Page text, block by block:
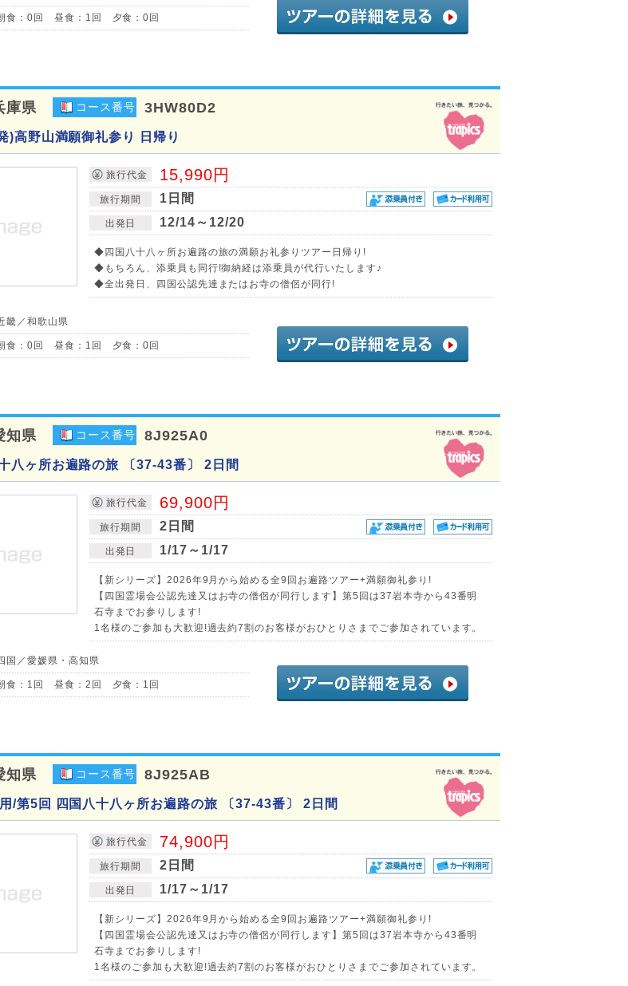
食：0回 昼食：1回 夕食：0回
庫県 コース番号 3HW80D2
)高野山満願御礼参り 日帰り
旅行代金 15,990円
旅行期間 1日間
出発日 12/14～12/20
◆四国八十八ヶ所お遍路の旅の満願お礼参りツアー日帰り!
◆もちろん、添乗員も同行!御納経は添乗員が代行いたします♪
◆全出発日、四国公認先達またはお寺の僧侶が同行!
畿／和歌山県
食：0回 昼食：1回 夕食：0回
知県 コース番号 8J925A0
八ヶ所お遍路の旅 〔37-43番〕 2日間
旅行代金 69,900円
旅行期間 2日間
出発日 1/17～1/17
【新シリーズ】2026年9月から始める全9回お遍路ツアー+満願御礼参り!
【四国霊場会公認先達又はお寺の僧侶が同行します】第5回は37岩本寺から43番明
石寺までお参りします!
1名様のご参加も大歓迎!過去約7割のお客様がおひとりさまでご参加されています。
国／愛媛県・高知県
食：1回 昼食：2回 夕食：1回
知県 コース番号 8J925AB
/第5回 四国八十八ヶ所お遍路の旅 〔37-43番〕 2日間
旅行代金 74,900円
旅行期間 2日間
出発日 1/17～1/17
【新シリーズ】2026年9月から始める全9回お遍路ツアー+満願御礼参り!
【四国霊場会公認先達又はお寺の僧侶が同行します】第5回は37岩本寺から43番明
石寺までお参りします!
1名様のご参加も大歓迎!過去約7割のお客様がおひとりさまでご参加されています。